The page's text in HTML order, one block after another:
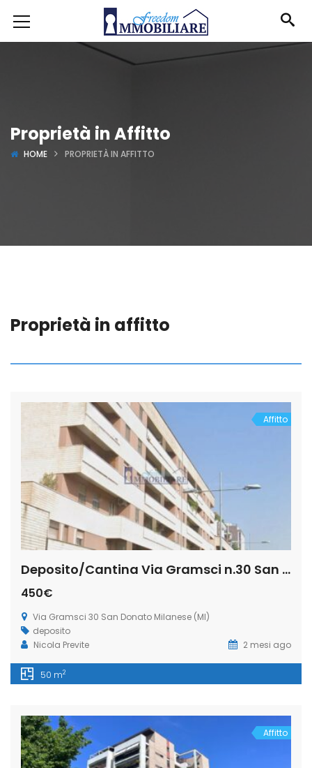
Proprietà in Affitto
HOME PROPRIETÀ IN AFFITTO
Proprietà in affitto
Affitto
Deposito/Cantina Via Gramsci n.30 San Donato Milanese (Rif. SDIFN111)
450€
Via Gramsci 30 San Donato Milanese (MI)
deposito
Nicola Previte
2 mesi ago
50 m2
Affitto